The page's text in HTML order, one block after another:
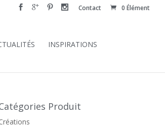
Contact 0 Élément
INSPIRATIONS
Produit